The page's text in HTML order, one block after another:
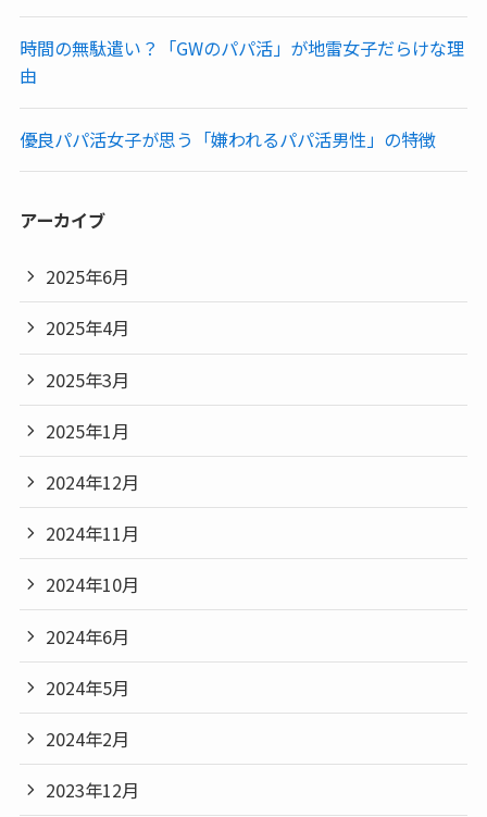
時間の無駄遣い？「GWのパパ活」が地雷女子だらけな理
由
優良パパ活女子が思う「嫌われるパパ活男性」の特徴
アーカイブ
2025年6月
2025年4月
2025年3月
2025年1月
2024年12月
2024年11月
2024年10月
2024年6月
2024年5月
2024年2月
2023年12月